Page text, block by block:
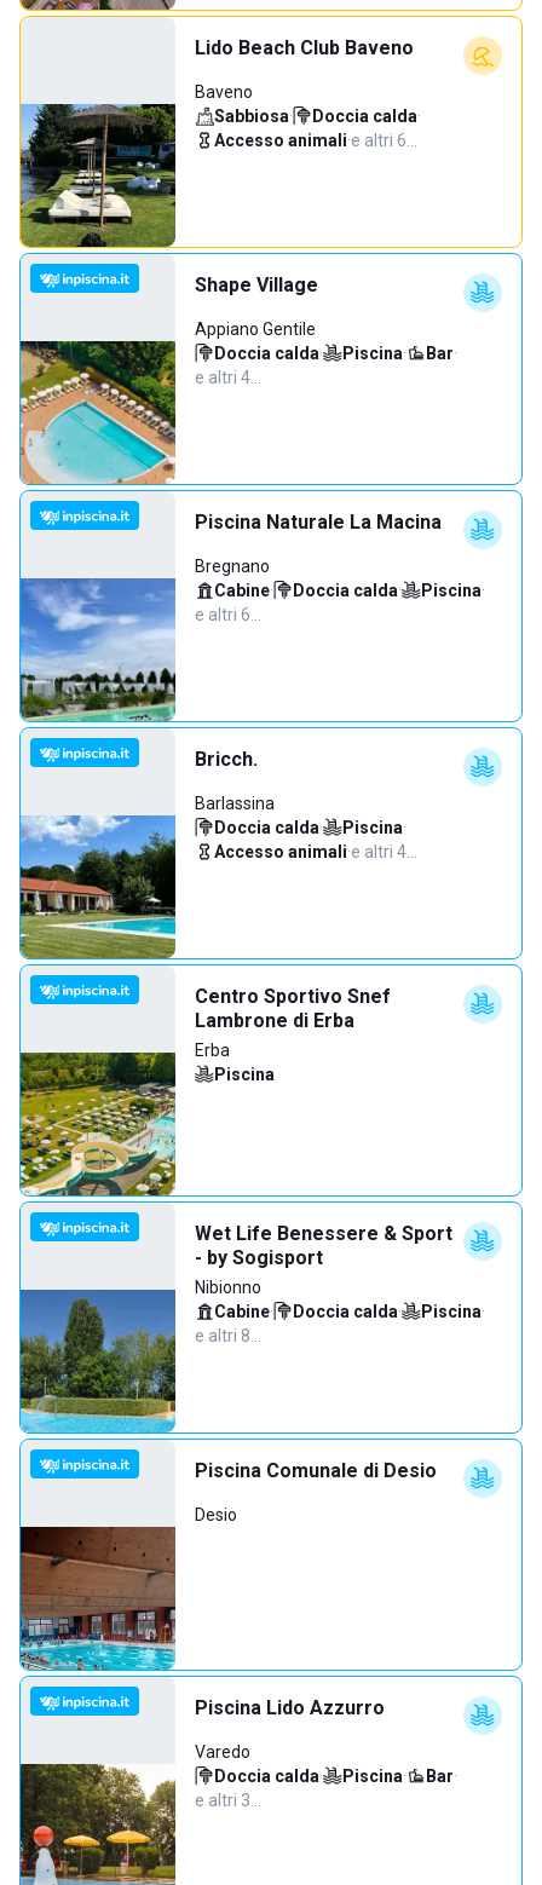
Lido Beach Club Baveno
Baveno
Sabbiosa· Doccia calda·
Accesso animali·e altri 6…
Shape Village
Appiano Gentile
Doccia calda· Piscina· Bar·
e altri 4…
Piscina Naturale La Macina
Bregnano
Cabine· Doccia calda· Piscina·
e altri 6…
Bricch.
Barlassina
Doccia calda· Piscina·
Accesso animali·e altri 4…
Centro Sportivo Snef
Lambrone di Erba
Erba
Piscina
Wet Life Benessere & Sport
- by Sogisport
Nibionno
Cabine· Doccia calda· Piscina·
e altri 8…
Piscina Comunale di Desio
Desio
Piscina Lido Azzurro
Varedo
Doccia calda· Piscina· Bar·
e altri 3…